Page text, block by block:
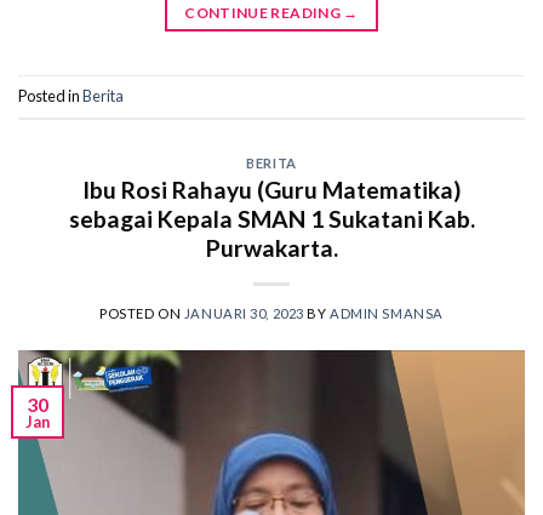
CONTINUE READING →
Posted inBerita
BERITA
Ibu Rosi Rahayu (Guru Matematika)
sebagai Kepala SMAN 1 Sukatani Kab.
Purwakarta.
POSTED ON JANUARI 30, 2023 BYADMIN SMANSA
30
Jan